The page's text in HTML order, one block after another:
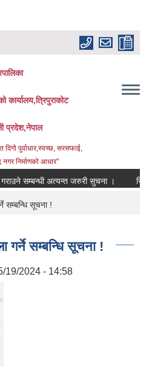
कार्यालय,त्रिपुराकोट
प्रदेश,नेपाल
दिगो पुर्वाधार,स्वच्छ, सरसफाई,
निर्माणको आधार"
सम्बन्धी अत्यन्त जरुरी सुचना । रिक्त
सम्बन्धि सूचना !
गर्ने सम्बन्धि सूचना !
19/2024 - 14:58